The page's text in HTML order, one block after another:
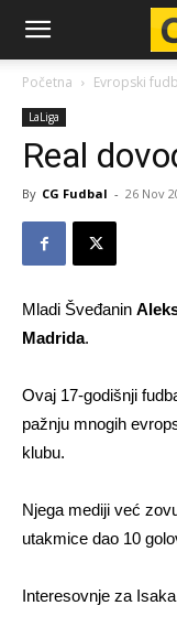
CG-
Fudbal
Početna Evropski
LaLiga
Real
By CG Fudbal - 26 Nov
Mladi Šveđanin
Madrida.
Ovaj 17-godišnji
pažnju mnogih
klubu.
Njega mediji već
utakmice dao 10
Interesovnje za